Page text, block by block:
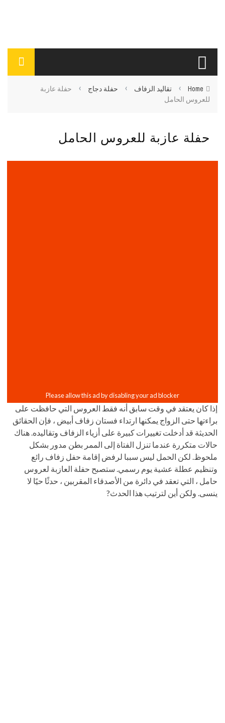
Home
› تقاليد الزفاف › حفلة دجاج ›
حفلة عازبة
للعروس الحامل
حفلة عازبة للعروس الحامل
إذا كان يعتقد في وقت سابق أنه فقط العروس التي حافظت على
براءتها حتى الزواج يمكنها ارتداء فستان زفاف أبيض ، فإن الحقائق
الحديثة قد أدخلت تغييرات كبيرة على أزياء الزفاف وتقاليده. هناك
حالات متكررة عندما تنزل الفتاة إلى الممر بطن مدور بشكل
ملحوظ. لكن الحمل ليس سببا لرفض إقامة حفل زفاف رائع
وتنظيم عطلة عشية يوم رسمي. ستصبح حفلة العازبة لعروس
حامل ، التي تعقد في دائرة من الأصدقاء المقربين ، حدثًا حيًا لا
ينسى. ولكن أين لترتيب هذا الحدث?